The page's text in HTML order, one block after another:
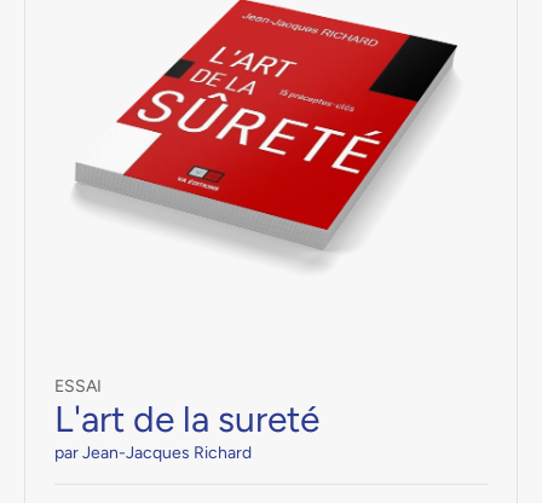
ESSAI
L'art de la sureté
par Jean-Jacques Richard